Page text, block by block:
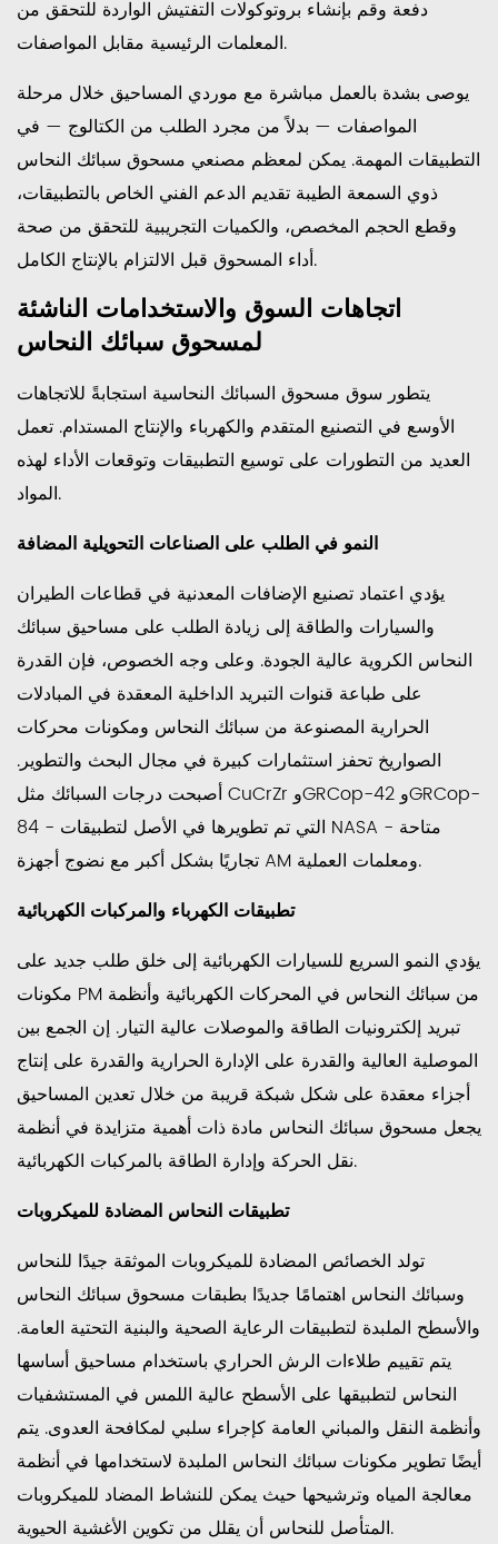
دفعة وقم بإنشاء بروتوكولات التفتيش الواردة للتحقق من
المعلمات الرئيسية مقابل المواصفات.
يوصى بشدة بالعمل مباشرة مع موردي المساحيق خلال مرحلة
المواصفات — بدلاً من مجرد الطلب من الكتالوج — في
التطبيقات المهمة. يمكن لمعظم مصنعي مسحوق سبائك النحاس
ذوي السمعة الطيبة تقديم الدعم الفني الخاص بالتطبيقات،
وقطع الحجم المخصص، والكميات التجريبية للتحقق من صحة
أداء المسحوق قبل الالتزام بالإنتاج الكامل.
اتجاهات السوق والاستخدامات الناشئة
لمسحوق سبائك النحاس
يتطور سوق مسحوق السبائك النحاسية استجابةً للاتجاهات
الأوسع في التصنيع المتقدم والكهرباء والإنتاج المستدام. تعمل
العديد من التطورات على توسيع التطبيقات وتوقعات الأداء لهذه
المواد.
النمو في الطلب على الصناعات التحويلية المضافة
يؤدي اعتماد تصنيع الإضافات المعدنية في قطاعات الطيران
والسيارات والطاقة إلى زيادة الطلب على مساحيق سبائك
النحاس الكروية عالية الجودة. وعلى وجه الخصوص، فإن القدرة
على طباعة قنوات التبريد الداخلية المعقدة في المبادلات
الحرارية المصنوعة من سبائك النحاس ومكونات محركات
الصواريخ تحفز استثمارات كبيرة في مجال البحث والتطوير.
أصبحت درجات السبائك مثل CuCrZr وGRCop-42 وGRCop-
84 - التي تم تطويرها في الأصل لتطبيقات NASA - متاحة
تجاريًا بشكل أكبر مع نضوج أجهزة AM ومعلمات العملية.
تطبيقات الكهرباء والمركبات الكهربائية
يؤدي النمو السريع للسيارات الكهربائية إلى خلق طلب جديد على
مكونات PM من سبائك النحاس في المحركات الكهربائية وأنظمة
تبريد إلكترونيات الطاقة والموصلات عالية التيار. إن الجمع بين
الموصلية العالية والقدرة على الإدارة الحرارية والقدرة على إنتاج
أجزاء معقدة على شكل شبكة قريبة من خلال تعدين المساحيق
يجعل مسحوق سبائك النحاس مادة ذات أهمية متزايدة في أنظمة
نقل الحركة وإدارة الطاقة بالمركبات الكهربائية.
تطبيقات النحاس المضادة للميكروبات
تولد الخصائص المضادة للميكروبات الموثقة جيدًا للنحاس
وسبائك النحاس اهتمامًا جديدًا بطبقات مسحوق سبائك النحاس
والأسطح الملبدة لتطبيقات الرعاية الصحية والبنية التحتية العامة.
يتم تقييم طلاءات الرش الحراري باستخدام مساحيق أساسها
النحاس لتطبيقها على الأسطح عالية اللمس في المستشفيات
وأنظمة النقل والمباني العامة كإجراء سلبي لمكافحة العدوى. يتم
أيضًا تطوير مكونات سبائك النحاس الملبدة لاستخدامها في أنظمة
معالجة المياه وترشيحها حيث يمكن للنشاط المضاد للميكروبات
المتأصل للنحاس أن يقلل من تكوين الأغشية الحيوية.